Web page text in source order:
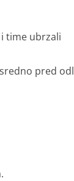
time ubrzali
pred